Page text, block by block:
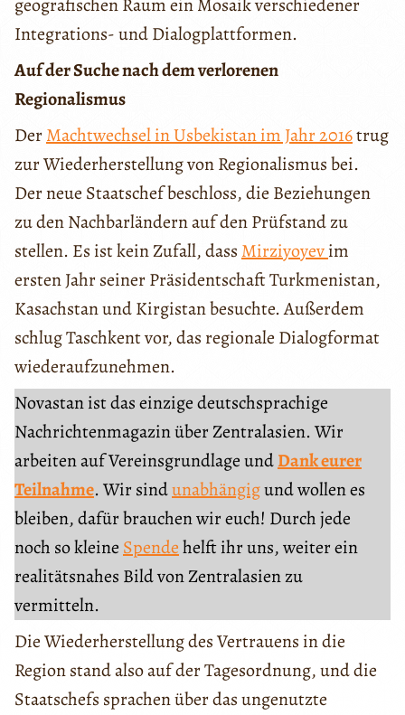
geografischen Raum ein Mosaik verschiedener
Integrations- und Dialogplattformen.
Auf der Suche nach dem verlorenen
Regionalismus
DerMachtwechsel in Usbekistan im Jahr 2016trug
zur Wiederherstellung von Regionalismus bei.
Der neue Staatschef beschloss, die Beziehungen
zu den Nachbarländern auf den Prüfstand zu
stellen. Es ist kein Zufall, dass Mirziyoyevim
ersten Jahr seiner Präsidentschaft Turkmenistan,
Kasachstan und Kirgistan besuchte. Außerdem
schlug Taschkent vor, das regionale Dialogformat
wiederaufzunehmen.
Novastan ist das einzige deutschsprachige
Nachrichtenmagazin über Zentralasien. Wir
arbeiten auf Vereinsgrundlage undDank eurer
Teilnahme. Wir sindunabhängigund wollen es
bleiben, dafür brauchen wir euch! Durch jede
noch so kleine Spendehelft ihr uns, weiter ein
realitätsnahes Bild von Zentralasien zu
vermitteln.
Die Wiederherstellung des Vertrauens in die
Region stand also auf der Tagesordnung, und die
Staatschefs sprachen über das ungenutzte